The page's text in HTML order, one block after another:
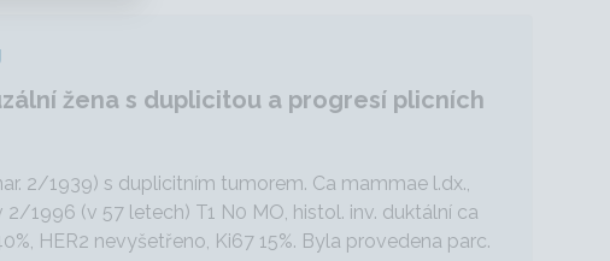
žena s duplicitou a progresí plicních
2/1939) s duplicitním tumorem. Ca mammae l.dx.,
1996 (v 57 letech) T1 N0 MO, histol. inv. duktální ca
HER2 nevyšetřeno, Ki67 15%. Byla provedena parc.